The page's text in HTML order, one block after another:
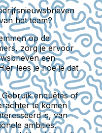
het team?
op de
zorg je ervoor
een
lees je hoe je dat
Gebruik enquêtes of
te komen
is, van
ambities.